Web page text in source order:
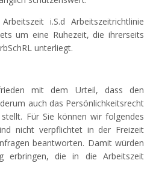
i.S.d Arbeitszeitrichtlinie
um eine Ruhezeit, die ihrerseits
unterliegt.
mit dem Urteil, dass den
auch das Persönlichkeitsrecht
Für Sie können wir folgendes
nicht verpflichtet in der Freizeit
beantworten. Damit würden
erbringen, die in die Arbeitszeit